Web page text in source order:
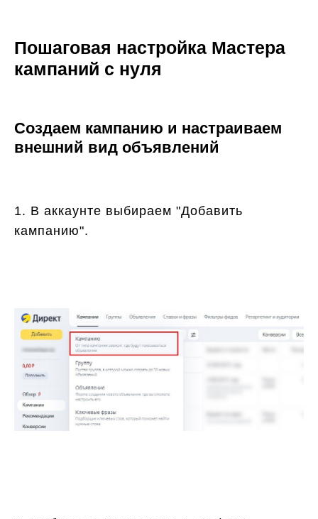
Пошаговая настройка Мастера
кампаний с нуля
Создаем кампанию и настраиваем
внешний вид объявлений
1. В аккаунте выбираем "Добавить
кампанию".